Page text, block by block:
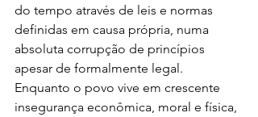
do tempo através de leis e normas
definidas em causa própria, numa
absoluta corrupção de princípios
apesar de formalmente legal.
Enquanto o povo vive em crescente
insegurança econômica, moral e física,